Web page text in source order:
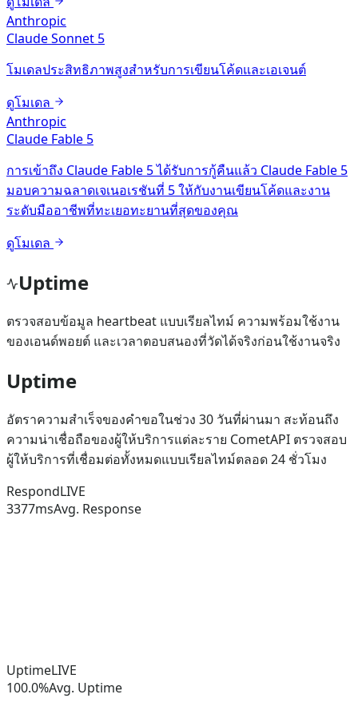
Anthropic
Claude Sonnet 5
โมเดลประสิทธิภาพสูงสำหรับการเขียนโค้ดและเอเจนต์
ดูโมเดล
Anthropic
Claude Fable 5
การเข้าถึง Claude Fable 5 ได้รับการกู้คืนแล้ว Claude Fable 5
มอบความฉลาดเจเนอเรชันที่ 5 ให้กับงานเขียนโค้ดและงาน
ระดับมืออาชีพที่ทะเยอทะยานที่สุดของคุณ
ดูโมเดล
Uptime
ตรวจสอบข้อมูล heartbeat แบบเรียลไทม์ ความพร้อมใช้งาน
ของเอนด์พอยต์ และเวลาตอบสนองที่วัดได้จริงก่อนใช้งานจริง
Uptime
อัตราความสำเร็จของคำขอในช่วง 30 วันที่ผ่านมา สะท้อนถึง
ความน่าเชื่อถือของผู้ให้บริการแต่ละราย CometAPI ตรวจสอบ
ผู้ให้บริการที่เชื่อมต่อทั้งหมดแบบเรียลไทม์ตลอด 24 ชั่วโมง
RespondLIVE
3377msAvg. Response
UptimeLIVE
100.0%Avg. Uptime